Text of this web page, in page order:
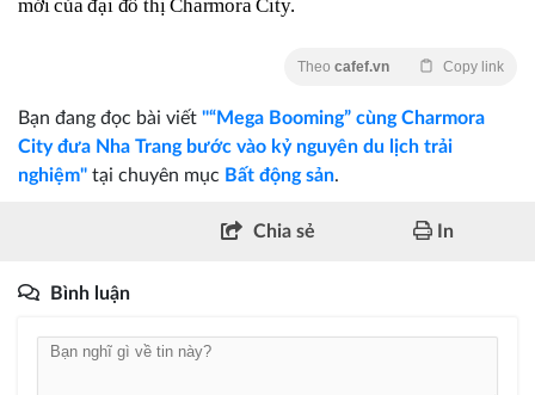
mới của đại đô thị Charmora City.
Theo cafef.vn Copy link
Bạn đang đọc bài viết "“Mega Booming” cùng Charmora
City đưa Nha Trang bước vào kỷ nguyên du lịch trải
nghiệm" tại chuyên mục Bất động sản.
Chia sẻ In
Bình luận